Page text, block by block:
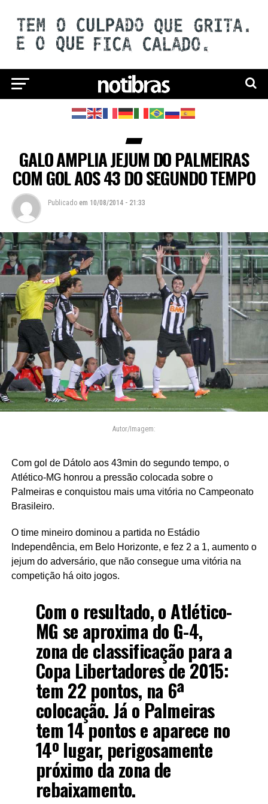
GALO AMPLIA JEJUM DO PALMEIRAS
COM GOL AOS 43 DO SEGUNDO TEMPO
Publicado em 10/08/2014 - 21:33
Autor/Imagem:
Com gol de Dátolo aos 43min do segundo tempo, o
Atlético-MG honrou a pressão colocada sobre o
Palmeiras e conquistou mais uma vitória no Campeonato
Brasileiro.
O time mineiro dominou a partida no Estádio
Independência, em Belo Horizonte, e fez 2 a 1, aumento o
jejum do adversário, que não consegue uma vitória na
competição há oito jogos.
Com o resultado, o Atlético-
MG se aproxima do G-4,
zona de classificação para a
Copa Libertadores de 2015:
tem 22 pontos, na 6ª
colocação. Já o Palmeiras
tem 14 pontos e aparece no
14º lugar, perigosamente
próximo da zona de
rebaixamento.